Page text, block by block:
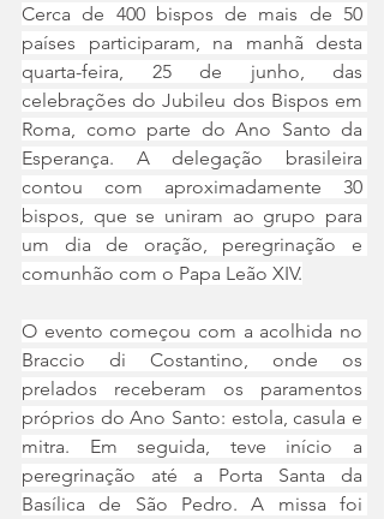
Cerca de 400 bispos de mais de 50
países participaram, na manhã desta
quarta-feira, 25 de junho, das
celebrações do Jubileu dos Bispos em
Roma, como parte do Ano Santo da
Esperança. A delegação brasileira
contou com aproximadamente 30
bispos, que se uniram ao grupo para
um dia de oração, peregrinação e
comunhão com o Papa Leão XIV.
O evento começou com a acolhida no
Braccio di Costantino, onde os
prelados receberam os paramentos
próprios do Ano Santo: estola, casula e
mitra. Em seguida, teve início a
peregrinação até a Porta Santa da
Basílica de São Pedro. A missa foi